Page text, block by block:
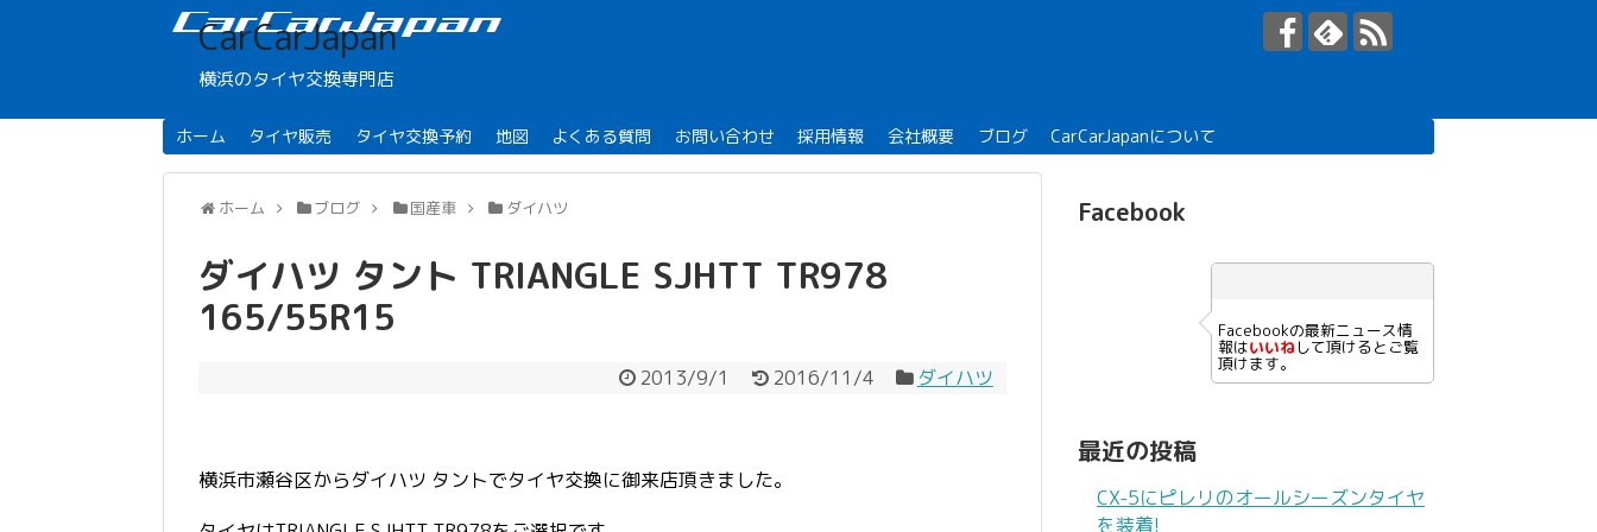
CarCarJapan
横浜のタイヤ交換専門店
ホーム タイヤ販売 タイヤ交換予約 地図 よくある質問 お問い合わせ 採用情報 会社概要 ブログ CarCarJapanについて
ホーム ブログ 国産車 ダイハツ
ダイハツ タント TRIANGLE SJHTT TR978
165/55R15
2013/9/1 2016/11/4 ダイハツ
横浜市瀬谷区からダイハツ タントでタイヤ交換に御来店頂きました。
Facebook
Facebookの最新ニュース情
報はいいねして頂けるとご覧
頂けます。
最近の投稿
CX-5にピレリのオールシーズンタイヤ
を装着!